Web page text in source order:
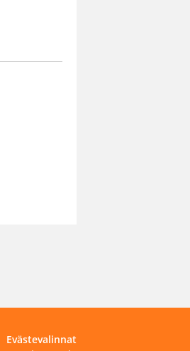
Evästevalinnat